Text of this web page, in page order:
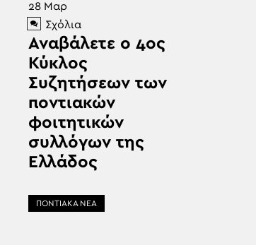
28 Μαρ
Σχόλια
Αναβάλετε ο 4ος
Κύκλος
Συζητήσεων των
ποντιακών
φοιτητικών
συλλόγων της
Ελλάδος
ΠΟΝΤΙΑΚΑ ΝΕΑ